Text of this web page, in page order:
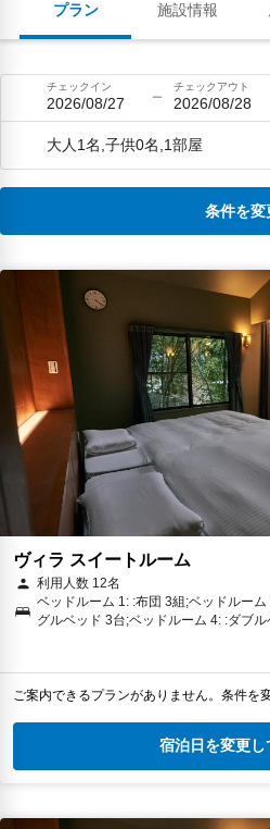
プラン 施設情報
チェックイン
2026/08/27
チェックアウト
2026/08/28
大人1名,子供0名,1部屋
条件を変
ヴィラ スイートルーム
利用人数 12名
ベッドルーム 1: :布団 3組;ベッドルー
グルベッド 3台;ベッドルーム 4: :ダブル
ご案内できるプランがありません。条件を
宿泊日を変更し